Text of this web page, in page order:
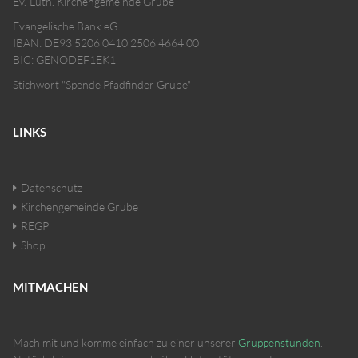
Evangelische Bank eG
IBAN: DE93 5206 0410 2506 4664 00
BIC: GENODEF1EK1
Stichwort "Spende Pfadfinder Grube"
LINKS
Datenschutz
Kirchengemeinde Grube
REGP
Shop
MITMACHEN
Mach mit und komme einfach zu einer unserer Gruppenstunden